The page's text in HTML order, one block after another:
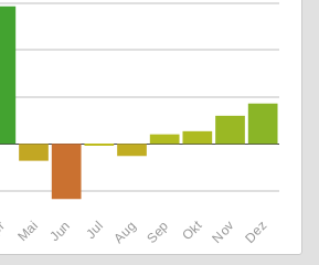
Mai Jun Jul Aug Sep Okt Nov Dez